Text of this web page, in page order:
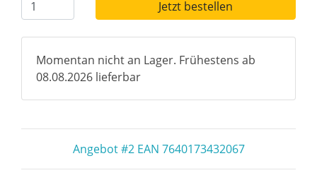
Jetzt bestellen
Momentan nicht an Lager. Frühestens ab
08.08.2026 lieferbar
Angebot #2 EAN 7640173432067